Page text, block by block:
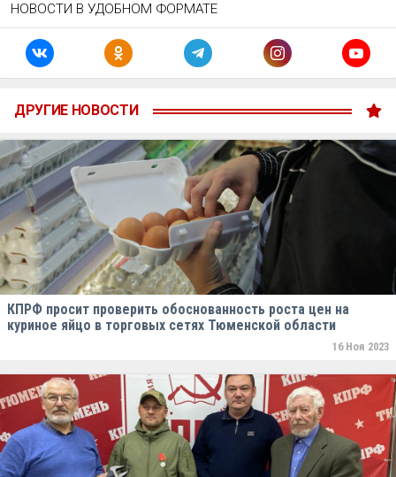
НОВОСТИ В УДОБНОМ ФОРМАТЕ
ДРУГИЕ НОВОСТИ
КПРФ просит проверить обоснованность роста цен на
куриное яйцо в торговых сетях Тюменской области
16 Ноя 2023